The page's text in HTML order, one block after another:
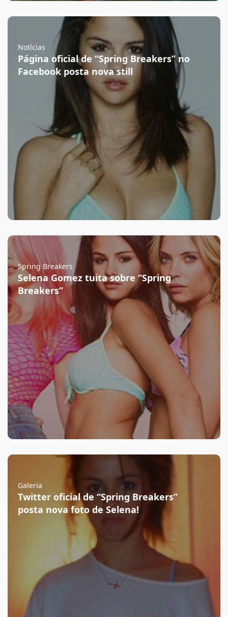
Notícias
Página oficial de “Spring Breakers” no
Facebook posta nova still
Spring Breakers
Selena Gomez tuita sobre “Spring
Breakers”
Galeria
Twitter oficial de “Spring Breakers”
posta nova foto de Selena!